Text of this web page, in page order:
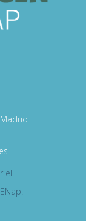
el